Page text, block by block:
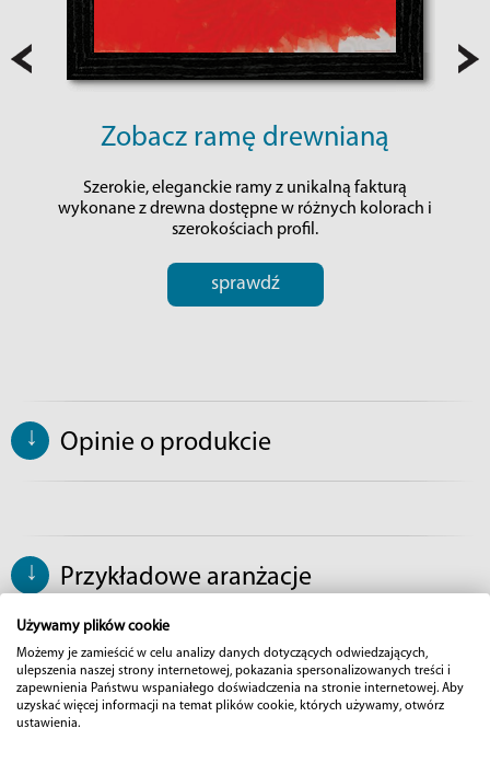
Zobacz ramę drewnianą
Szerokie, eleganckie ramy z unikalną fakturą
wykonane z drewna dostępne w różnych kolorach i
szerokościach profil.
sprawdź
↓ Opinie o produkcie
↓ Przykładowe aranżacje
Używamy plików cookie
Możemy je zamieścić w celu analizy danych dotyczących odwiedzających,
ulepszenia naszej strony internetowej, pokazania spersonalizowanych treści i
zapewnienia Państwu wspaniałego doświadczenia na stronie internetowej. Aby
uzyskać więcej informacji na temat plików cookie, których używamy, otwórz
ustawienia.